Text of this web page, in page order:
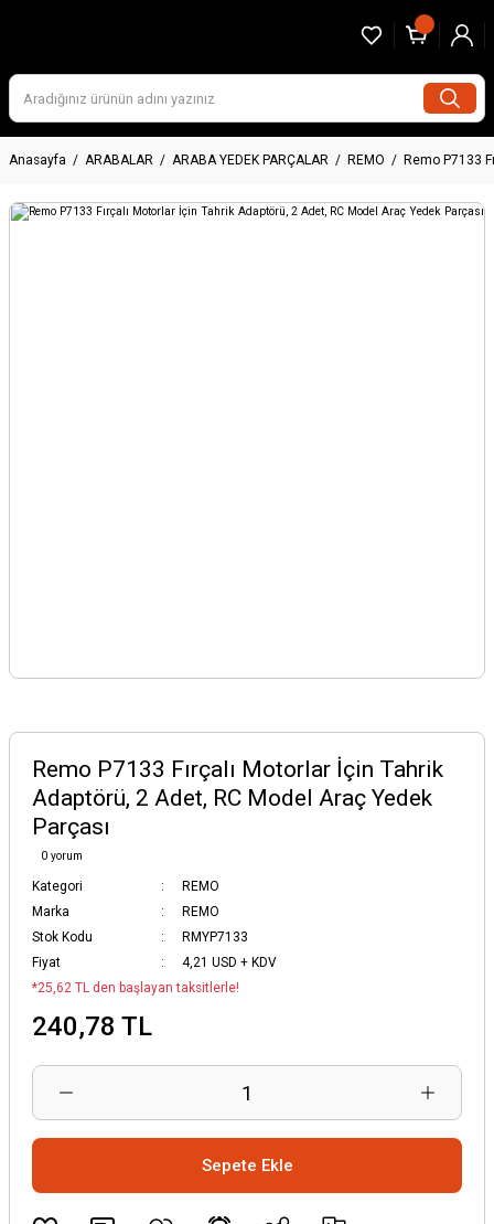
Anasayfa ARABALAR ARABA YEDEK PARÇALAR REMO Remo P7133
Remo P7133 Fırçalı Motorlar İçin Tahrik
Adaptörü, 2 Adet, RC Model Araç Yedek
Parçası
0 yorum
Kategori
REMO
Marka
REMO
Stok Kodu
RMYP7133
Fiyat
4,21 USD + KDV
*25,62 TL den başlayan taksitlerle!
240,78 TL
Sepete Ekle